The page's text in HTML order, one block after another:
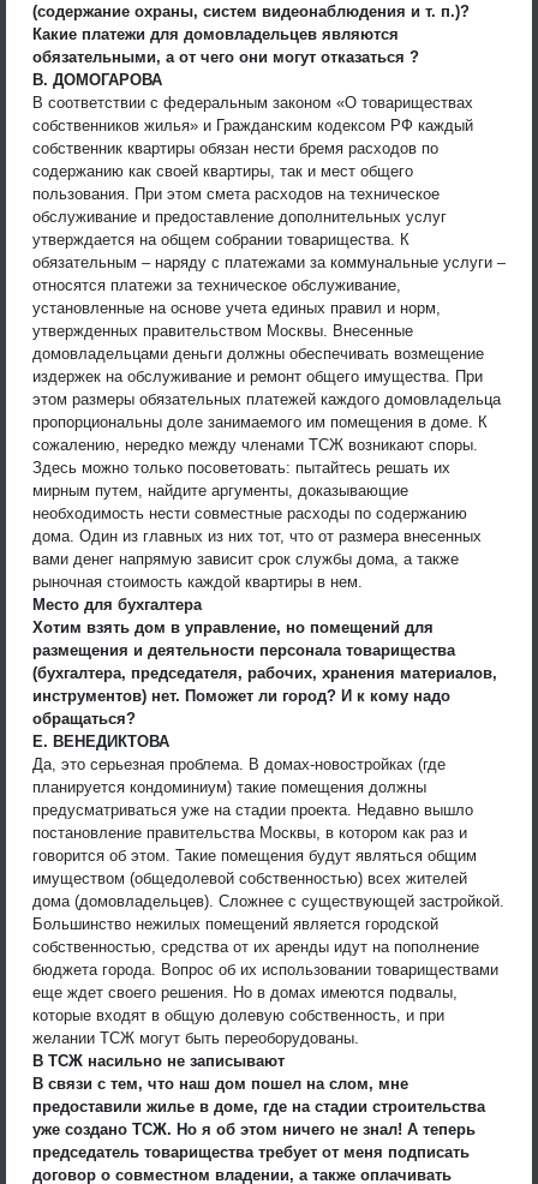
(содержание охраны, систем видеонаблюдения и т. п.)?
Какие платежи для домовладельцев являются
обязательными, а от чего они могут отказаться ?
В. ДОМОГАРОВА
В соответствии с федеральным законом «О товариществах
собственников жилья» и Гражданским кодексом РФ каждый
собственник квартиры обязан нести бремя расходов по
содержанию как своей квартиры, так и мест общего
пользования. При этом смета расходов на техническое
обслуживание и предоставление дополнительных услуг
утверждается на общем собрании товарищества. К
обязательным – наряду с платежами за коммунальные услуги –
относятся платежи за техническое обслуживание,
установленные на основе учета единых правил и норм,
утвержденных правительством Москвы. Внесенные
домовладельцами деньги должны обеспечивать возмещение
издержек на обслуживание и ремонт общего имущества. При
этом размеры обязательных платежей каждого домовладельца
пропорциональны доле занимаемого им помещения в доме. К
сожалению, нередко между членами ТСЖ возникают споры.
Здесь можно только посоветовать: пытайтесь решать их
мирным путем, найдите аргументы, доказывающие
необходимость нести совместные расходы по содержанию
дома. Один из главных из них тот, что от размера внесенных
вами денег напрямую зависит срок службы дома, а также
рыночная стоимость каждой квартиры в нем.
Место для бухгалтера
Хотим взять дом в управление, но помещений для
размещения и деятельности персонала товарищества
(бухгалтера, председателя, рабочих, хранения материалов,
инструментов) нет. Поможет ли город? И к кому надо
обращаться?
Е. ВЕНЕДИКТОВА
Да, это серьезная проблема. В домах-новостройках (где
планируется кондоминиум) такие помещения должны
предусматриваться уже на стадии проекта. Недавно вышло
постановление правительства Москвы, в котором как раз и
говорится об этом. Такие помещения будут являться общим
имуществом (общедолевой собственностью) всех жителей
дома (домовладельцев). Сложнее с существующей застройкой.
Большинство нежилых помещений является городской
собственностью, средства от их аренды идут на пополнение
бюджета города. Вопрос об их использовании товариществами
еще ждет своего решения. Но в домах имеются подвалы,
которые входят в общую долевую собственность, и при
желании ТСЖ могут быть переоборудованы.
В ТСЖ насильно не записывают
В связи с тем, что наш дом пошел на слом, мне
предоставили жилье в доме, где на стадии строительства
уже создано ТСЖ. Но я об этом ничего не знал! А теперь
председатель товарищества требует от меня подписать
договор о совместном владении, а также оплачивать